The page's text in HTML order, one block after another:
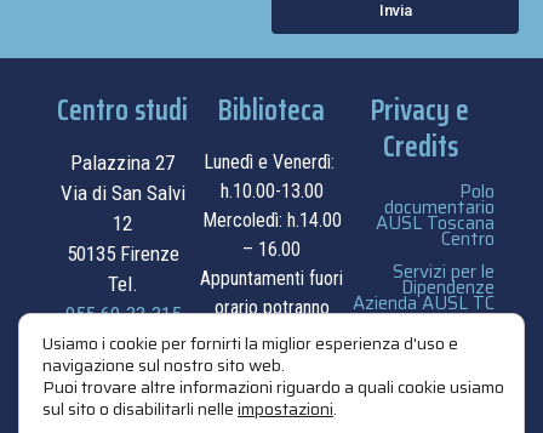
Invia
Centro studi
Palazzina 27
Via di San Salvi
12
50135 Firenze
Tel.
055.69.33.315
contatti
Biblioteca
Lunedì e Venerdì:
h.10.00-13.00
Mercoledì: h.14.00
– 16.00
Appuntamenti fuori
orario potranno
essere
concordati su
appuntamento.
Privacy e
Credits
Polo
documentario
AUSL Toscana
Centro
Servizi per le
Dipendenze
Azienda AUSL TC
privacy e cookie
Usiamo i cookie per fornirti la miglior esperienza d'uso e
navigazione sul nostro sito web.
Puoi trovare altre informazioni riguardo a quali cookie usiamo
sul sito o disabilitarli nelleimpostazioni.